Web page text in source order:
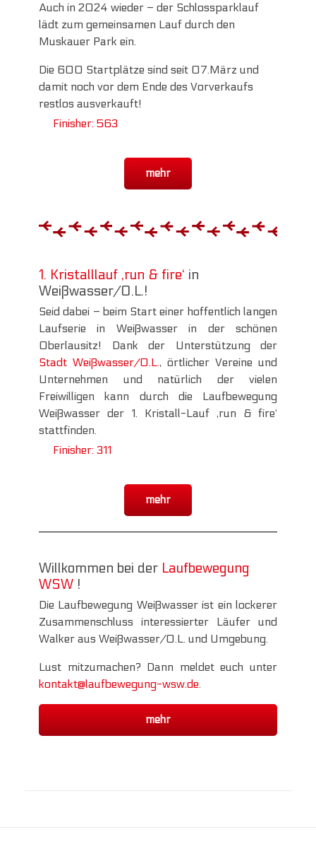
Auch in 2024 wieder – der Schlossparklauf
lädt zum gemeinsamen Lauf durch den
Muskauer Park ein.
Die 600 Startplätze sind seit 07.März und
damit noch vor dem Ende des Vorverkaufs
restlos ausverkauft!
Finisher: 563
mehr
1. Kristalllauf ‚run & fire‘ in
Weißwasser/O.L.!
Seid dabei – beim Start einer hoffentlich langen
Laufserie in Weißwasser in der schönen
Oberlausitz! Dank der Unterstützung der
Stadt Weißwasser/O.L., örtlicher Vereine und
Unternehmen und natürlich der vielen
Freiwilligen kann durch die Laufbewegung
Weißwasser der 1. Kristall-Lauf ‚run & fire‘
stattfinden.
Finisher: 311
mehr
Willkommen bei der Laufbewegung
WSW !
Die Laufbewegung Weißwasser ist ein lockerer
Zusammenschluss interessierter Läufer und
Walker aus Weißwasser/O.L. und Umgebung.
Lust mitzumachen? Dann meldet euch unter
kontakt@laufbewegung-wsw.de.
mehr